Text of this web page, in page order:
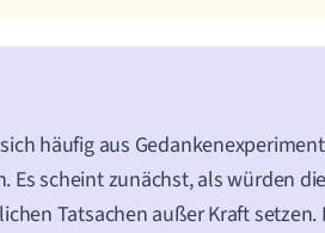
häufig aus
Es scheint zunächst, als würden
Tatsachen außer Kraft setzen.